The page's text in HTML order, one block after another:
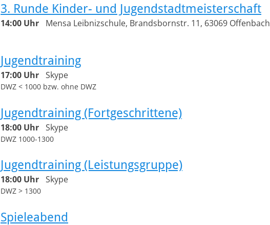
3. Runde Kinder- und Jugendstadtmeisterschaft
14:00 Uhr Mensa Leibnizschule, Brandsbornstr. 11, 63069 Offenbach
Jugendtraining
17:00 Uhr Skype
DWZ < 1000 bzw. ohne DWZ
Jugendtraining (Fortgeschrittene)
18:00 Uhr Skype
DWZ 1000-1300
Jugendtraining (Leistungsgruppe)
18:00 Uhr Skype
DWZ > 1300
Spieleabend